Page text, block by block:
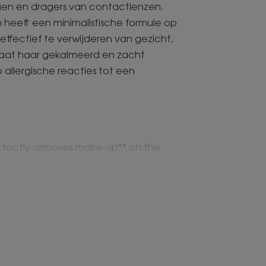
en dragers van contactlenzen.
heeft een minimalistische formule op
te verwijderen van gezicht,
haar gekalmeerd en zacht
allergische reacties tot een
removes make-up** on the